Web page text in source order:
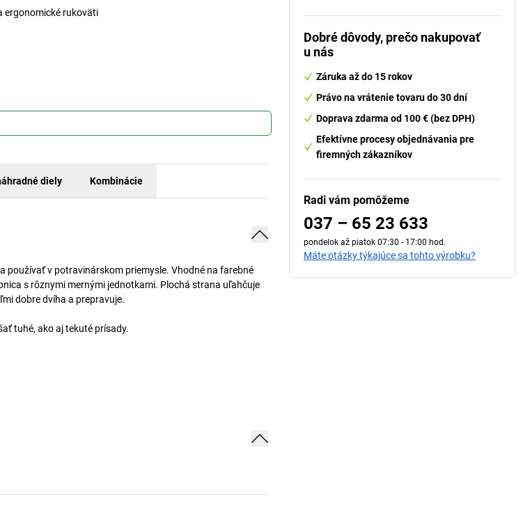
ergonomické rukoväti
diely Kombinácie
používať v potravinárskom priemysle. Vhodné na farebné
s rôznymi mernými jednotkami. Plochá strana uľahčuje
dobre dvíha a prepravuje.
tuhé, ako aj tekuté prísady.
Dobré dôvody, prečo nakupovať
u nás
Záruka až do 15 rokov
Právo na vrátenie tovaru do 30 dní
Doprava zdarma od 100 € (bez DPH)
Efektívne procesy objednávania pre
firemných zákazníkov
Radi vám pomôžeme
037 – 65 23 633
pondelok až piatok 07:30 - 17:00 hod.
Máte otázky týkajúce sa tohto výrobku?